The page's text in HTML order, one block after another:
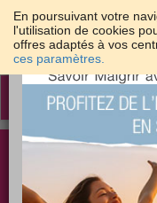
En poursuivant votre
l'utilisation de cookies
offres adaptés à vos
ces paramètres.
Toggle
Les meilleures